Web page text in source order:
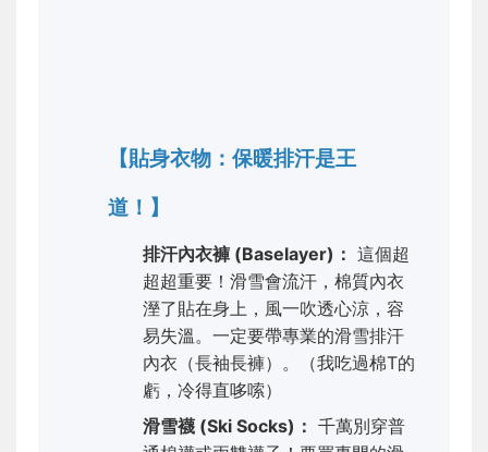
【貼身衣物：保暖排汗是王
道！】
排汗內衣褲 (Baselayer)： 這個超
超超重要！滑雪會流汗，棉質內衣
溼了貼在身上，風一吹透心涼，容
易失溫。一定要帶專業的滑雪排汗
內衣（長袖長褲）。（我吃過棉T的
虧，冷得直哆嗦）
滑雪襪 (Ski Socks)： 千萬別穿普